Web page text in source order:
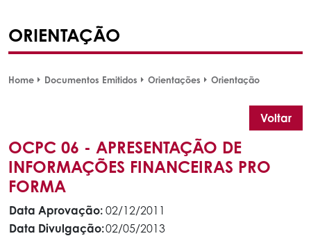
ORIENTAÇÃO
Home Documentos Emitidos Orientações Orientação
Voltar
OCPC 06 - APRESENTAÇÃO DE
INFORMAÇÕES FINANCEIRAS PRO
FORMA
Data Aprovação: 02/12/2011
Data Divulgação:02/05/2013